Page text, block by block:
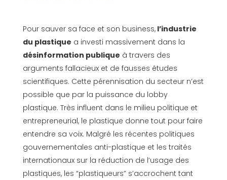
Pour sauver sa face et son business,l’industrie
du plastique a investi massivement dans la
désinformation publique à travers des
arguments fallacieux et de fausses études
scientifiques. Cette pérennisation du secteur n’est
possible que par la puissance du lobby
plastique. Très influent dans le milieu politique et
entrepreneurial, le plastique donne tout pour faire
entendre sa voix. Malgré les récentes politiques
gouvernementales anti-plastique et les traités
internationaux sur la réduction de l’usage des
plastiques, les “plastiqueurs” s’accrochent tant